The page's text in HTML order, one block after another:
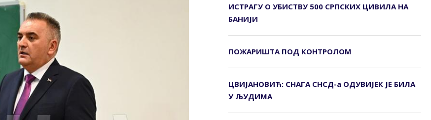
ИСТРАГУ О УБИСТВУ 500 СРПСКИХ ЦИВИЛА НА
БАНИЈИ
ПОЖАРИШТА ПОД КОНTРОЛОМ
ЦВИЈАНОВИЋ: СНАГА СНСД-а ОДУВИЈЕК ЈЕ БИЛА
У ЉУДИМА